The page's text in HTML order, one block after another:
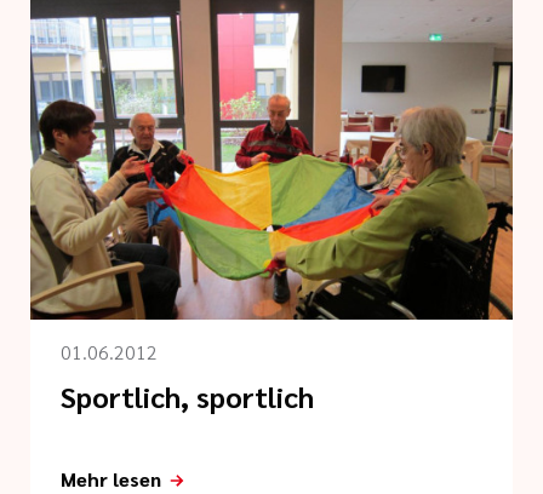
01.06.2012
Sportlich, sportlich
Mehr lesen